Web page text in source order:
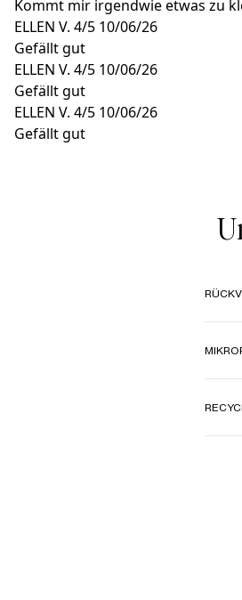
Kommt mir irgendwie etwas zu
ELLEN V. 4/5 10/06/26
Gefällt gut
ELLEN V. 4/5 10/06/26
Gefällt gut
ELLEN V. 4/5 10/06/26
Gefällt gut